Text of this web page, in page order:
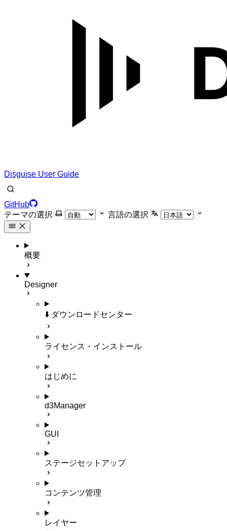
Disguise User Guide
GitHub
テーマの選択
言語の選択
概要
Designer
⬇️ ダウンロードセンター
ライセンス・インストール
はじめに
d3Manager
GUI
ステージセットアップ
コンテンツ管理
レイヤー